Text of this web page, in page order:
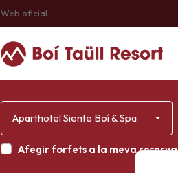
Web oficial
Aparthotel Siente Boí & Spa
Afegir forfets a la meva reserva